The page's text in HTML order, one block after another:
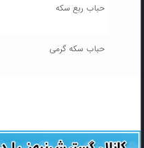
حباب ربع سکه
حباب سکه گرمی